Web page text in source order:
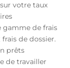
votre taux
gamme de frais
de dossier.
prêts
de travailler